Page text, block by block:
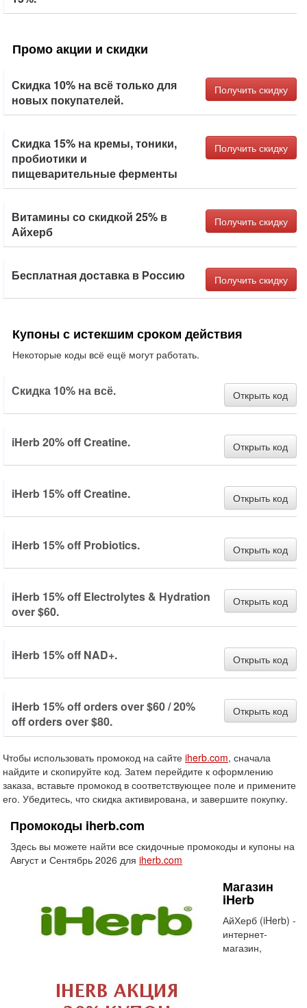
Промо акции и скидки
Скидка 10% на всё только для
новых покупателей.
Получить скидку
Скидка 15% на кремы, тоники,
пробиотики и
пищеварительные ферменты
Получить скидку
Витамины со скидкой 25% в
Айхерб
Получить скидку
Бесплатная доставка в Россию Получить скидку
Купоны с истекшим сроком действия
Некоторые коды всё ещё могут работать.
Скидка 10% на всё. Открыть код
iHerb 20% off Creatine. Открыть код
iHerb 15% off Creatine. Открыть код
iHerb 15% off Probiotics. Открыть код
iHerb 15% off Electrolytes & Hydration
over $60.
Открыть код
iHerb 15% off NAD+. Открыть код
iHerb 15% off orders over $60 / 20%
off orders over $80.
Открыть код
Чтобы использовать промокод на сайте iherb.com, сначала
найдите и скопируйте код. Затем перейдите к оформлению
заказа, вставьте промокод в соответствующее поле и примените
его. Убедитесь, что скидка активирована, и завершите покупку.
Промокоды iherb.com
Здесь вы можете найти все скидочные промокоды и купоны на
Август и Сентябрь 2026 для iherb.com
Магазин
iHerb
АйХерб (iHerb) -
интернет-
магазин,